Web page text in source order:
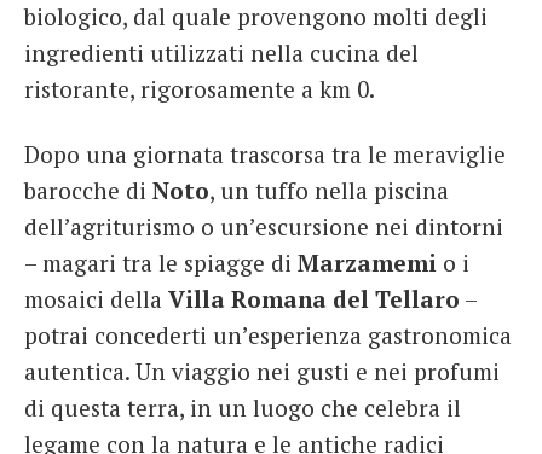
biologico, dal quale provengono molti degli
ingredienti utilizzati nella cucina del
ristorante, rigorosamente a km 0.
Dopo una giornata trascorsa tra le meraviglie
barocche di Noto, un tuffo nella piscina
dell’agriturismo o un’escursione nei dintorni
– magari tra le spiagge di Marzamemi o i
mosaici della Villa Romana del Tellaro –
potrai concederti un’esperienza gastronomica
autentica. Un viaggio nei gusti e nei profumi
di questa terra, in un luogo che celebra il
legame con la natura e le antiche radici